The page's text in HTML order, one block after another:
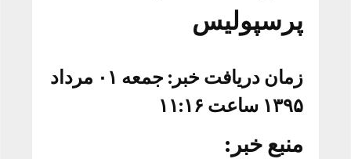
پرسپولیس
زمان دریافت خبر: جمعه ۰۱ مرداد
۱۳۹۵ ساعت ۱۱:۱۶
منبع خبر: